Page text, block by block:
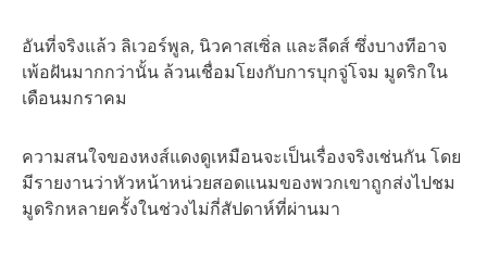
อันที่จริงแล้ว ลิเวอร์พูล, นิวคาสเซิ่ล และลีดส์ ซึ่งบางทีอาจ
เพ้อฝันมากกว่านั้น ล้วนเชื่อมโยงกับการบุกจู่โจม มูดริกใน
เดือนมกราคม
ความสนใจของหงส์แดงดูเหมือนจะเป็นเรื่องจริงเช่นกัน โดย
มีรายงานว่าหัวหน้าหน่วยสอดแนมของพวกเขาถูกส่งไปชม
มูดริกหลายครั้งในช่วงไม่กี่สัปดาห์ที่ผ่านมา